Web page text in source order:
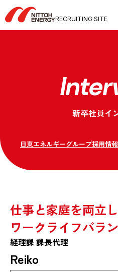
RECRUITING SITE
新卒社員イ
日東エネルギーグループ採用情
仕事と家庭を両立し
ワークライフバラ
経理課 課長代理
Reiko